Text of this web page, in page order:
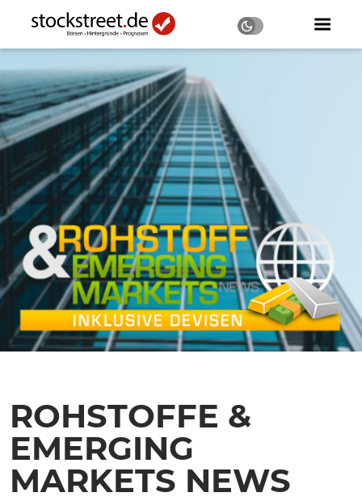
ROHSTOFFE &
EMERGING
MARKETS NEWS